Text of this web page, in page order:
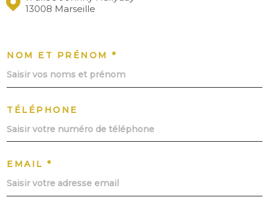
13008 Marseille
NOM ET PRÉNOM *
TÉLÉPHONE
EMAIL *